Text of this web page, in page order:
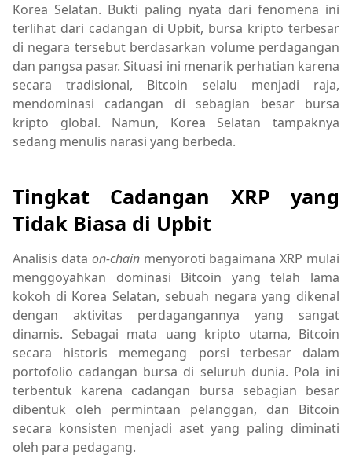
Korea Selatan. Bukti paling nyata dari fenomena ini
terlihat dari cadangan di Upbit, bursa kripto terbesar
di negara tersebut berdasarkan volume perdagangan
dan pangsa pasar. Situasi ini menarik perhatian karena
secara tradisional, Bitcoin selalu menjadi raja,
mendominasi cadangan di sebagian besar bursa
kripto global. Namun, Korea Selatan tampaknya
sedang menulis narasi yang berbeda.
Tingkat Cadangan XRP yang
Tidak Biasa di Upbit
Analisis data on-chainmenyoroti bagaimana XRP mulai
menggoyahkan dominasi Bitcoin yang telah lama
kokoh di Korea Selatan, sebuah negara yang dikenal
dengan aktivitas perdagangannya yang sangat
dinamis. Sebagai mata uang kripto utama, Bitcoin
secara historis memegang porsi terbesar dalam
portofolio cadangan bursa di seluruh dunia. Pola ini
terbentuk karena cadangan bursa sebagian besar
dibentuk oleh permintaan pelanggan, dan Bitcoin
secara konsisten menjadi aset yang paling diminati
oleh para pedagang.